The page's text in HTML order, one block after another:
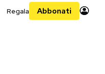
Regala Abbonati